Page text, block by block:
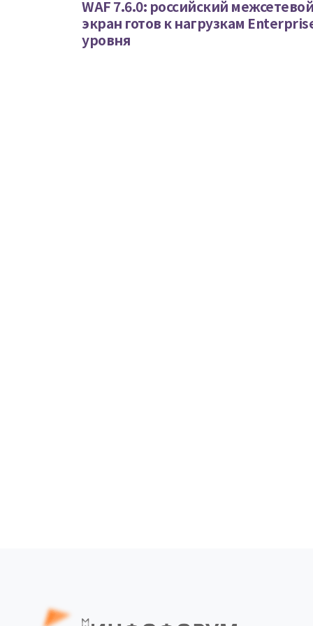
WAF 7.6.0: российский межсетевой
экран готов к нагрузкам
уровня